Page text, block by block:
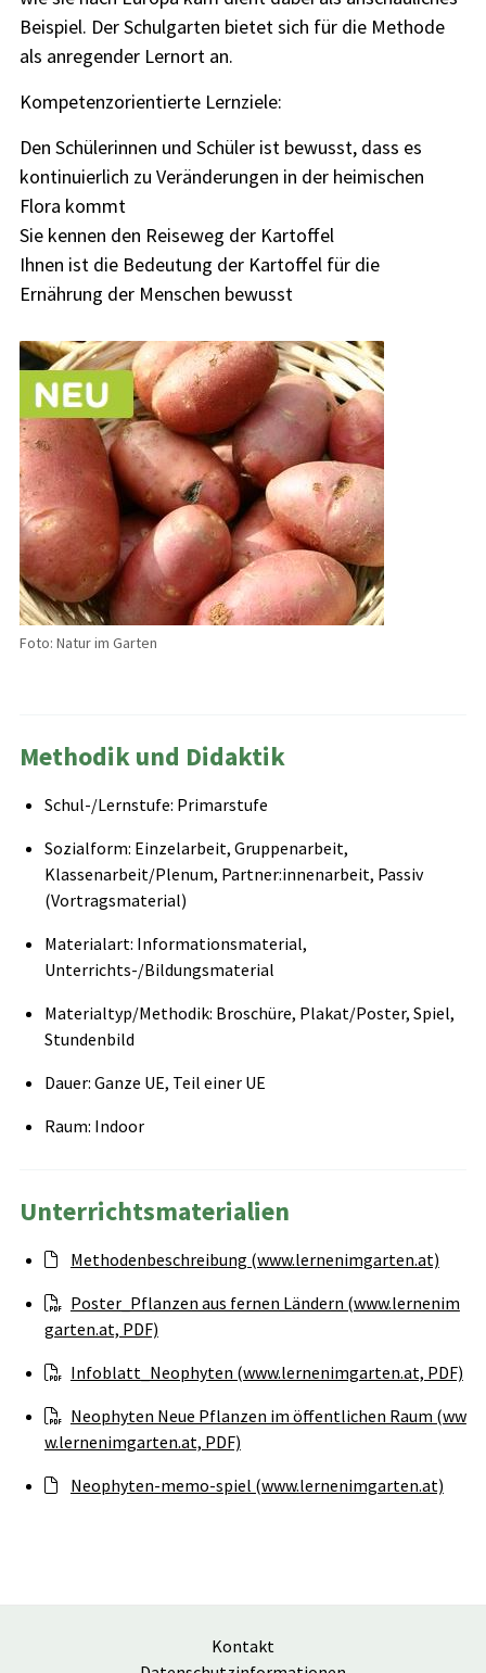
Beispiel. Der Schulgarten bietet sich für die Methode
als anregender Lernort an.
Kompetenzorientierte Lernziele:
Den Schülerinnen und Schüler ist bewusst, dass es
kontinuierlich zu Veränderungen in der heimischen
Flora kommt
Sie kennen den Reiseweg der Kartoffel
Ihnen ist die Bedeutung der Kartoffel für die
Ernährung der Menschen bewusst
Foto: Natur im Garten
Methodik und Didaktik
Schul-/Lernstufe: Primarstufe
Sozialform: Einzelarbeit, Gruppenarbeit,
Klassenarbeit/Plenum, Partner:innenarbeit, Passiv
(Vortragsmaterial)
Materialart: Informationsmaterial,
Unterrichts-/Bildungsmaterial
Materialtyp/Methodik: Broschüre, Plakat/Poster, Spiel,
Stundenbild
Dauer: Ganze UE, Teil einer UE
Raum: Indoor
Unterrichtsmaterialien
Methodenbeschreibung (www.lernenimgarten.at)
Poster_Pflanzen aus fernen Ländern (www.lernenim
garten.at, PDF)
Infoblatt_Neophyten (www.lernenimgarten.at, PDF)
Neophyten Neue Pflanzen im öffentlichen Raum (ww
w.lernenimgarten.at, PDF)
Neophyten-memo-spiel (www.lernenimgarten.at)
Kontakt